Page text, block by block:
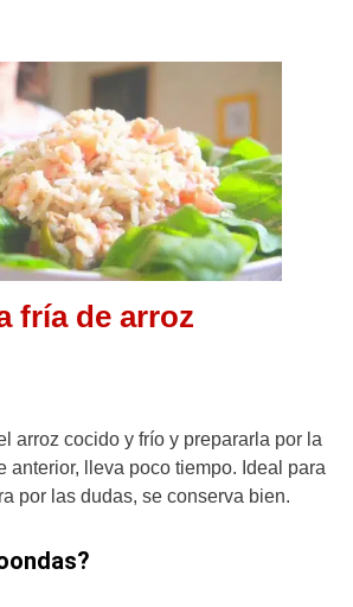
fría de arroz
arroz cocido y frío y prepararla por la
anterior, lleva poco tiempo. Ideal para
por las dudas, se conserva bien.